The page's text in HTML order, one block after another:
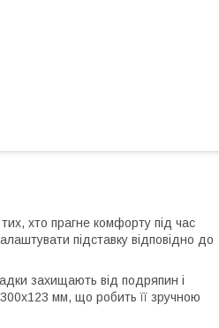
хто прагне комфорту під час
підставку відповідно до
захищають від подряпин і
мм, що робить її зручною